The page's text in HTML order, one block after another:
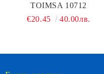
TOIMSA 10712
€20.45
40.00лв.